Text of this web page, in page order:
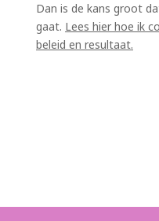
Dan is de kans groot
gaat. Lees hier hoe ik
beleid en resultaat.